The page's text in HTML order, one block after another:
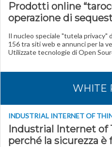
Prodotti online
operazione di
Il nucleo speciale "tutela privacy"
156 tra siti web e annunci per la
Utilizzate tecnologie di Open
WHITE
INDUSTRIAL INTERNET OF
Industrial Internet of
perché la sicurezza